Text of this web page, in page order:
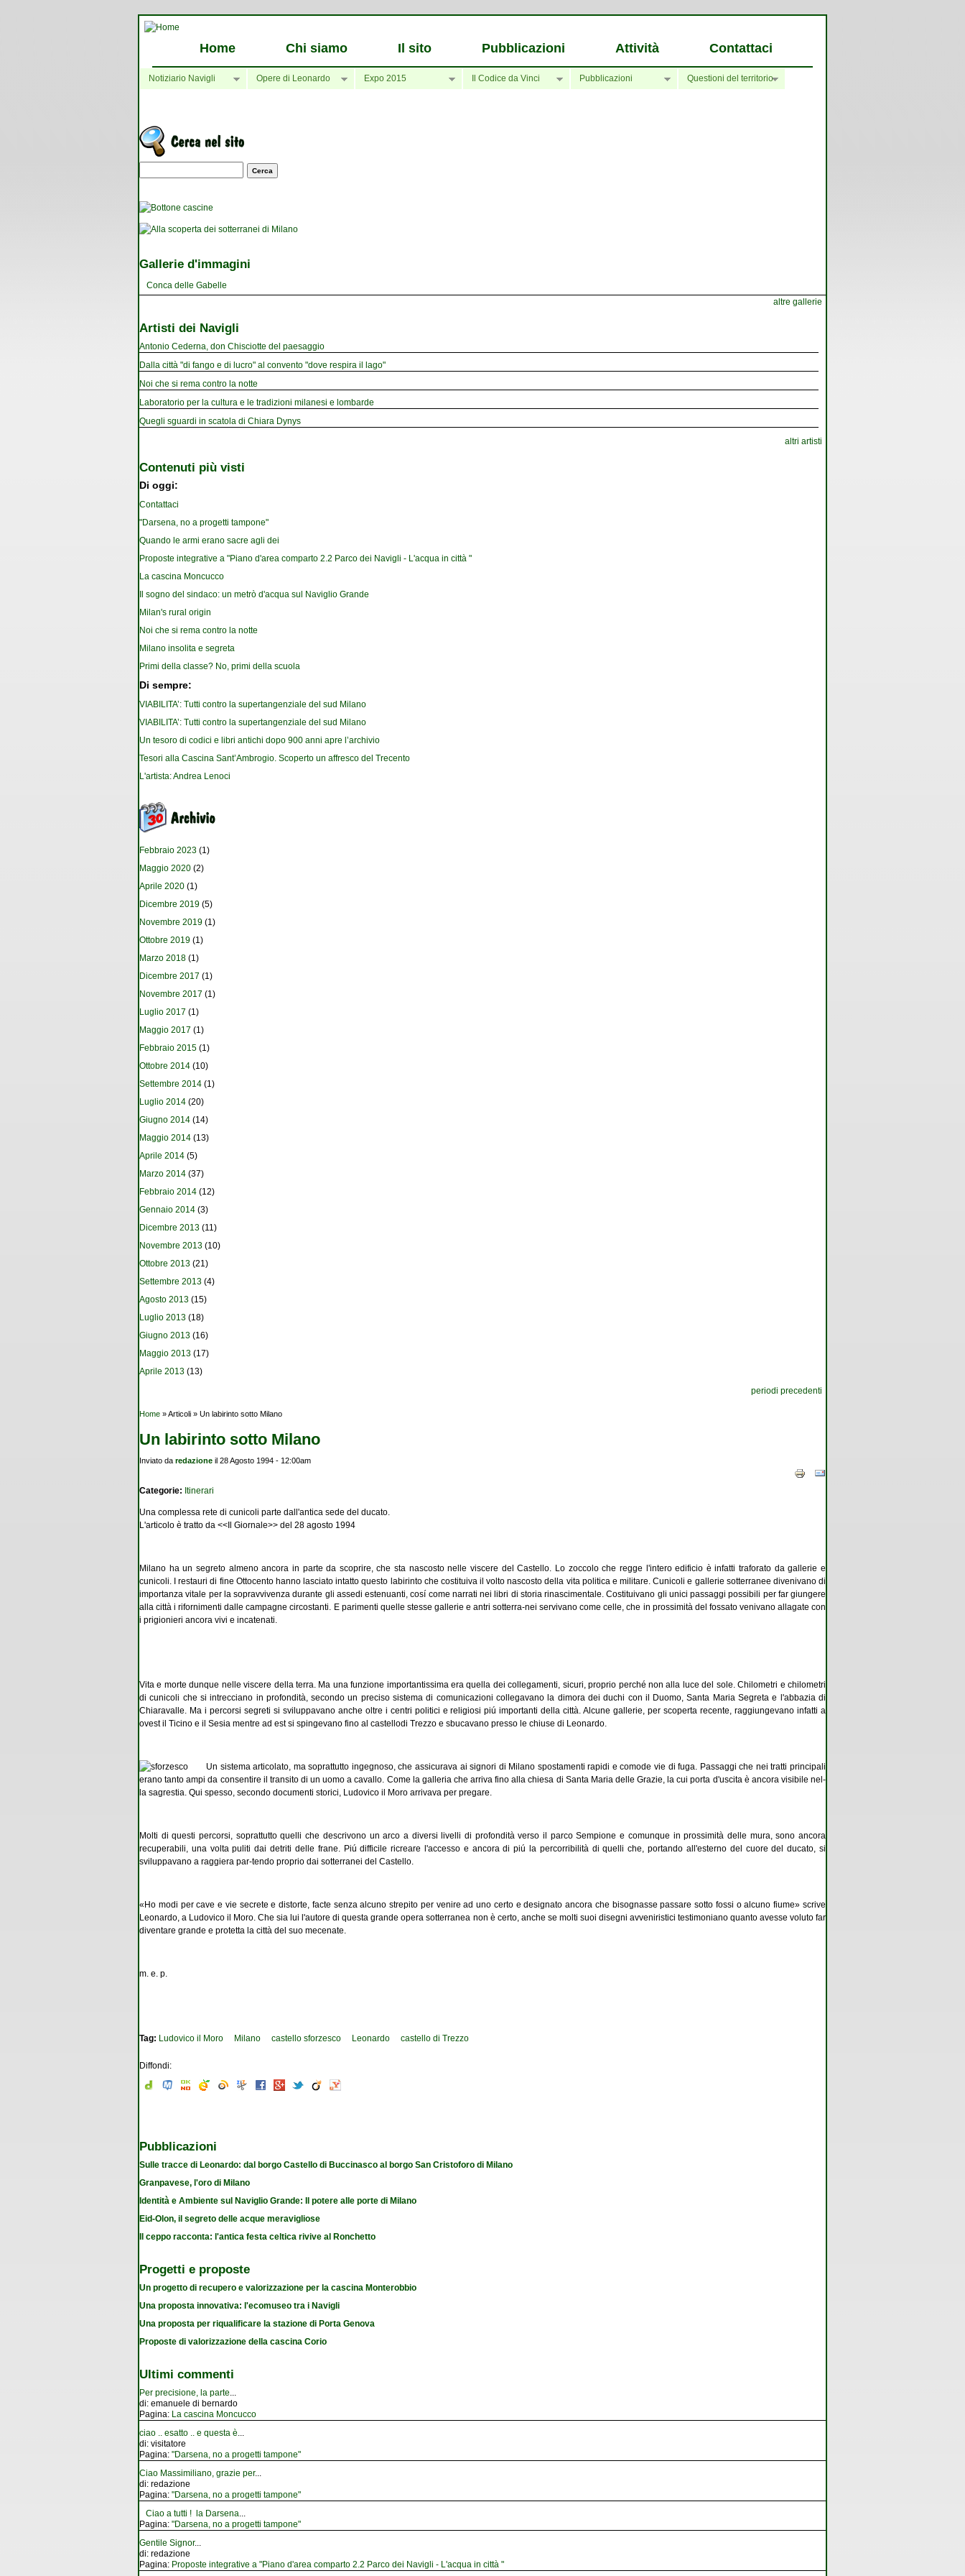
Home Chi siamo Il sito Pubblicazioni Attività Contattaci
Notiziario Navigli Opere di Leonardo Expo 2015 Il Codice da Vinci Pubblicazioni Questioni del territorio
Maschera di ricerca
Gallerie d'immagini
Conca delle Gabelle
altre gallerie
Artisti dei Navigli
Antonio Cederna, don Chisciotte del paesaggio
Dalla città "di fango e di lucro" al convento "dove respira il lago"
Noi che si rema contro la notte
Laboratorio per la cultura e le tradizioni milanesi e lombarde
Quegli sguardi in scatola di Chiara Dynys
altri artisti
Contenuti più visti
Di oggi:
Contattaci
"Darsena, no a progetti tampone"
Quando le armi erano sacre agli dei
Proposte integrative a "Piano d'area comparto 2.2 Parco dei Navigli - L'acqua in città "
La cascina Moncucco
Il sogno del sindaco: un metrò d'acqua sul Naviglio Grande
Milan's rural origin
Noi che si rema contro la notte
Milano insolita e segreta
Primi della classe? No, primi della scuola
Di sempre:
VIABILITA’: Tutti contro la supertangenziale del sud Milano
VIABILITA’: Tutti contro la supertangenziale del sud Milano
Un tesoro di codici e libri antichi dopo 900 anni apre l’archivio
Tesori alla Cascina Sant’Ambrogio. Scoperto un affresco del Trecento
L'artista: Andrea Lenoci
Febbraio 2023 (1)
Maggio 2020 (2)
Aprile 2020 (1)
Dicembre 2019 (5)
Novembre 2019 (1)
Ottobre 2019 (1)
Marzo 2018 (1)
Dicembre 2017 (1)
Novembre 2017 (1)
Luglio 2017 (1)
Maggio 2017 (1)
Febbraio 2015 (1)
Ottobre 2014 (10)
Settembre 2014 (1)
Luglio 2014 (20)
Giugno 2014 (14)
Maggio 2014 (13)
Aprile 2014 (5)
Marzo 2014 (37)
Febbraio 2014 (12)
Gennaio 2014 (3)
Dicembre 2013 (11)
Novembre 2013 (10)
Ottobre 2013 (21)
Settembre 2013 (4)
Agosto 2013 (15)
Luglio 2013 (18)
Giugno 2013 (16)
Maggio 2013 (17)
Aprile 2013 (13)
periodi precedenti
Tu sei qui
Home » Articoli » Un labirinto sotto Milano
Un labirinto sotto Milano
Inviato da redazione il 28 Agosto 1994 - 12:00am
Categorie: Itinerari
Una complessa rete di cunicoli parte dall'antica sede del ducato.
L'articolo è tratto da <<Il Giornale>> del 28 agosto 1994
Milano ha un segreto almeno ancora in parte da scoprire, che sta nascosto nelle viscere del Castello. Lo zoccolo che regge l'intero edificio è infatti traforato da gallerie e
cunicoli. I restauri di fine Ottocento hanno lasciato intatto questo labirinto che costituiva il volto nascosto della vita politica e militare. Cunicoli e gallerie sotterranee divenivano di
importanza vitale per la sopravvivenza durante gli assedi estenuanti, cosí come narrati nei libri di storia rinascimentale. Costituivano gli unici passaggi possibili per far giungere
alla città i rifornimenti dalle campagne circostanti. E parimenti quelle stesse gallerie e antri sotterra-nei servivano come celle, che in prossimità del fossato venivano allagate con
i prigionieri ancora vivi e incatenati.
Vita e morte dunque nelle viscere della terra. Ma una funzione importantissima era quella dei collegamenti, sicuri, proprio perché non alla luce del sole. Chilometri e chilometri
di cunicoli che si intrecciano in profondità, secondo un preciso sistema di comunicazioni collegavano la dimora dei duchi con il Duomo, Santa Maria Segreta e l'abbazia di
Chiaravalle. Ma i percorsi segreti si sviluppavano anche oltre i centri politici e religiosi piú importanti della città. Alcune gallerie, per scoperta recente, raggiungevano infatti a
ovest il Ticino e il Sesia mentre ad est si spingevano fino al castellodi Trezzo e sbucavano presso le chiuse di Leonardo.
Un sistema articolato, ma soprattutto ingegnoso, che assicurava ai signori di Milano spostamenti rapidi e comode vie di fuga. Passaggi che nei tratti principali
erano tanto ampi da consentire il transito di un uomo a cavallo. Come la galleria che arriva fino alla chiesa di Santa Maria delle Grazie, la cui porta d'uscita è ancora visibile nel-
la sagrestia. Qui spesso, secondo documenti storici, Ludovico il Moro arrivava per pregare.
Molti di questi percorsi, soprattutto quelli che descrivono un arco a diversi livelli di profondità verso il parco Sempione e comunque in prossimità delle mura, sono ancora
recuperabili, una volta puliti dai detriti delle frane. Piú difficile ricreare l'accesso e ancora di piú la percorribilità di quelli che, portando all'esterno del cuore del ducato, si
sviluppavano a raggiera par-tendo proprio dai sotterranei del Castello.
«Ho modi per cave e vie secrete e distorte, facte senza alcuno strepito per venire ad uno certo e designato ancora che bisognasse passare sotto fossi o alcuno fiume» scrive
Leonardo, a Ludovico il Moro. Che sia lui l'autore di questa grande opera sotterranea non è certo, anche se molti suoi disegni avveniristici testimoniano quanto avesse voluto far
diventare grande e protetta la città del suo mecenate.
m. e. p.
Tag: Ludovico il Moro Milano castello sforzesco Leonardo castello di Trezzo
Diffondi:
Pubblicazioni
Sulle tracce di Leonardo: dal borgo Castello di Buccinasco al borgo San Cristoforo di Milano
Granpavese, l'oro di Milano
Identità e Ambiente sul Naviglio Grande: Il potere alle porte di Milano
Eid-Olon, il segreto delle acque meravigliose
Il ceppo racconta: l'antica festa celtica rivive al Ronchetto
Progetti e proposte
Un progetto di recupero e valorizzazione per la cascina Monterobbio
Una proposta innovativa: l'ecomuseo tra i Navigli
Una proposta per riqualificare la stazione di Porta Genova
Proposte di valorizzazione della cascina Corio
Ultimi commenti
Per precisione, la parte
di: emanuele di bernardo
Pagina: La cascina Moncucco
ciao .. esatto .. e questa è
di: visitatore
Pagina: "Darsena, no a progetti tampone"
Ciao Massimiliano, grazie per...
di: redazione
Pagina: "Darsena, no a progetti tampone"
Ciao a tutti ! la Darsena
Pagina: "Darsena, no a progetti tampone"
Gentile Signor...
di: redazione
Pagina: Proposte integrative a "Piano d'area comparto 2.2 Parco dei Navigli - L'acqua in città "